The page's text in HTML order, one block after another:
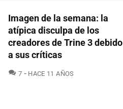
Imagen de la semana: la
atípica disculpa de los
creadores de Trine 3 debido
a sus críticas
7 COMENTARIOS
HACE 11 AÑOS